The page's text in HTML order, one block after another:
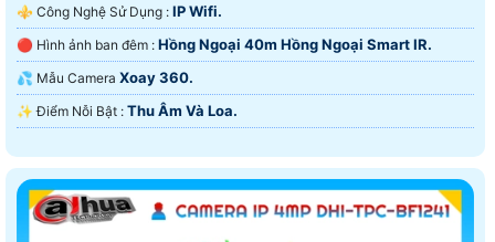
⚜️ Công Nghệ Sử Dụng : IP Wifi.
🔴 Hình ảnh ban đêm : Hồng Ngoại 40m Hồng Ngoại Smart IR.
💦 Mẫu Camera Xoay 360.
️✨ Điểm Nỗi Bật : Thu Âm Và Loa.